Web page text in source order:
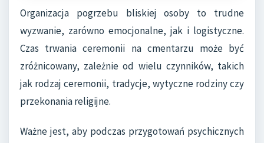
Organizacja pogrzebu bliskiej osoby to trudne
wyzwanie, zarówno emocjonalne, jak i logistyczne.
Czas trwania ceremonii na cmentarzu może być
zróżnicowany, zależnie od wielu czynników, takich
jak rodzaj ceremonii, tradycje, wytyczne rodziny czy
przekonania religijne.
Ważne jest, aby podczas przygotowań psychicznych